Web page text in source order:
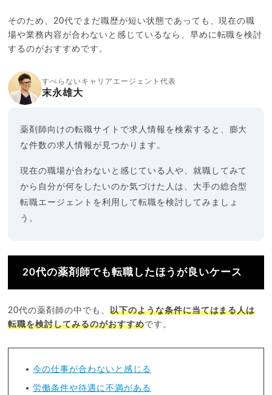
そのため、20代でまだ職歴が短い状態であっても、現在の職
場や業務内容が合わないと感じているなら、早めに転職を検討
するのがおすすめです。
すべらないキャリアエージェント代表
末永雄大
薬剤師向けの転職サイトで求人情報を検索すると、膨大
な件数の求人情報が見つかります。
現在の職場が合わないと感じている人や、就職してみて
から自分が何をしたいのか気づけた人は、大手の総合型
転職エージェントを利用して転職を検討してみましょ
う。
20代の薬剤師でも転職したほうが良いケース
20代の薬剤師の中でも、 以下のような条件に当てはまる人は
転職を検討してみるのがおすすめです。
今の仕事が合わないと感じる
労働条件や待遇に不満がある